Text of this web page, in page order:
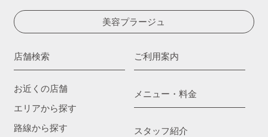
美容プラージュ
店舗検索
お近くの店舗
エリアから探す
路線から探す
ご利用案内
メニュー・料金
スタッフ紹介